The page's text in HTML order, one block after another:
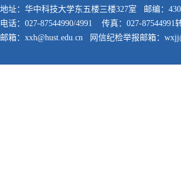
地址：华中科技大学东五楼三楼327室 邮编：
电话：027-87544990/4991 传真：027-87544991
邮箱：xxh@hust.edu.cn 网信纪检举报邮箱：